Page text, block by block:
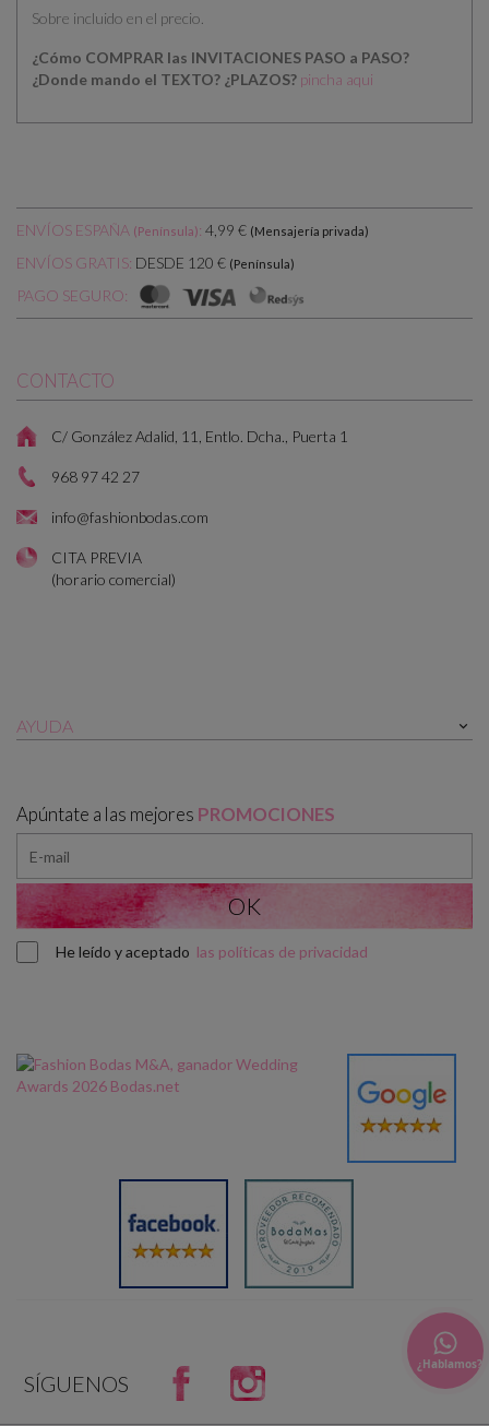
Sobre incluido en el precio.
¿Cómo COMPRAR las INVITACIONES PASO a PASO?
¿Donde mando el TEXTO? ¿PLAZOS? pincha aqui
ENVÍOS ESPAÑA (Península): 4,99 € (Mensajería privada)
ENVÍOS GRATIS: DESDE 120 € (Península)
PAGO SEGURO:
CONTACTO
C/ González Adalid, 11, Entlo. Dcha., Puerta 1
968 97 42 27
info@fashionbodas.com
CITA PREVIA
(horario comercial)
AYUDA 
Apúntate a las mejores PROMOCIONES
He leído y aceptado las políticas de privacidad
SÍGUENOS Facebook
¿Hablamos?